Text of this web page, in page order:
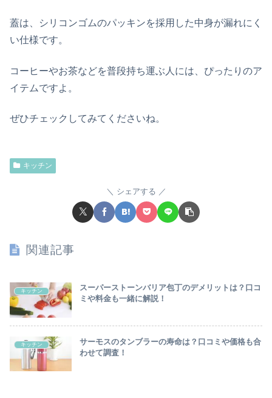
蓋は、シリコンゴムのパッキンを採用した中身が漏れにく
い仕様です。
コーヒーやお茶などを普段持ち運ぶ人には、ぴったりのア
イテムですよ。
ぜひチェックしてみてくださいね。
キッチン
シェアする
関連記事
キッチン
スーパーストーンバリア包丁のデメリットは？口コ
ミや料金も一緒に解説！
キッチン
サーモスのタンブラーの寿命は？口コミや価格も合
わせて調査！